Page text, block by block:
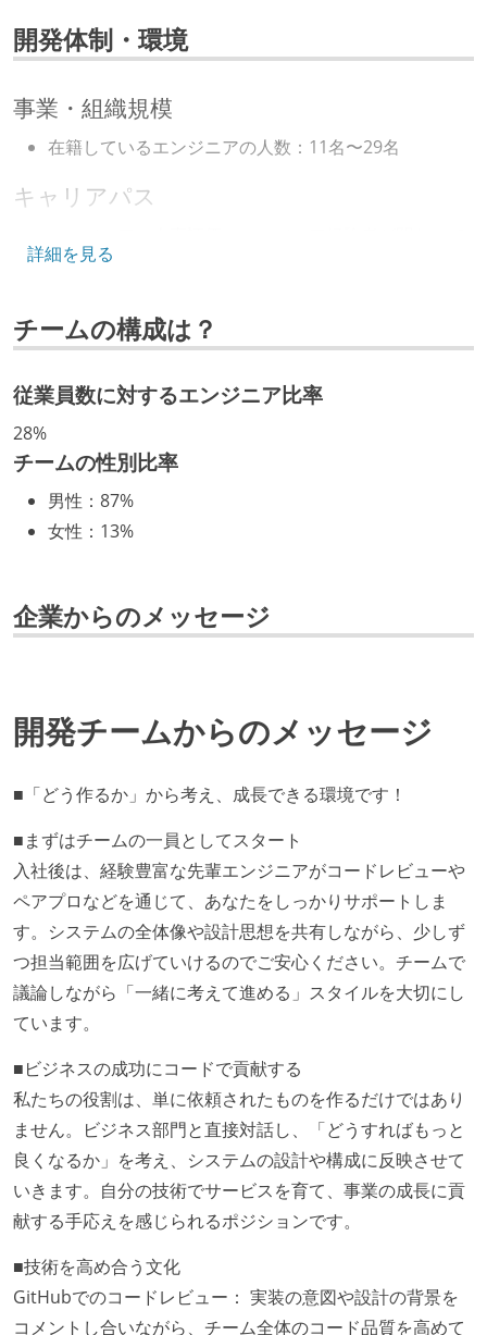
開発体制・環境
事業・組織規模
在籍しているエンジニアの人数：11名〜29名
キャリアパス
いる
ついて話す場が設けられている
取締役（社内）または執行役員として、エンジニアリ
Slack等で、最新技術の良し悪しをメンバーがよく会話
している
ロントエンド、バックエンド、インフラといった役割
ユーザーのニーズや課題を理解するために、開発チー
ムのメンバーが、ユーザーインタビューに参加してい
1年以内に、技術負債を解消するためのプロジェクト
や、古くなったツールのリプレイスプロジェクトがボ
トムアップで実施されたことがある
タスクの見積もりは、実装を担当するメンバーが中心
となって行う
コード品質向上のための取り組み
本番にデプロイされるコードには、全てコードレビュ
何らかのコーディング規約をチーム全体で遵守するよ
うにしている
ワークフローの整備
全てのコードをバージョン管理ツールで管理している
各メンバーが実装したコードのマージは Pull Request
ベースで行われる
オープンな情報共有
詳細を見る
チームの構成は？
従業員数に対するエンジニア比率
28%
チームの性別比率
男性 ： 87%
女性 ： 13%
企業からのメッセージ
開発チームからのメッセージ
■「どう作るか」から考え、成長できる環境です！
■まずはチームの一員としてスタート
入社後は、経験豊富な先輩エンジニアがコードレビューや
ペアプロなどを通じて、あなたをしっかりサポートしま
す。システムの全体像や設計思想を共有しながら、少しず
つ担当範囲を広げていけるのでご安心ください。チームで
議論しながら「一緒に考えて進める」スタイルを大切にし
ています。
■ビジネスの成功にコードで貢献する
私たちの役割は、単に依頼されたものを作るだけではあり
ません。ビジネス部門と直接対話し、「どうすればもっと
良くなるか」を考え、システムの設計や構成に反映させて
いきます。自分の技術でサービスを育て、事業の成長に貢
献する手応えを感じられるポジションです。
■技術を高め合う文化
GitHubでのコードレビュー： 実装の意図や設計の背景を
コメントし合いながら、チーム全体のコード品質を高めて